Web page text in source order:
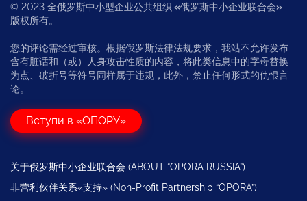
© 2023 全俄罗斯中小型企业公共组织 «俄罗斯中小企业联合会»
版权所有。
您的评论需经过审核。根据俄罗斯法律法规要求，我站不允许发布
含有脏话和（或）人身攻击性质的内容，将此类信息中的字母替换
为点、破折号等符号同样属于违规，此外，禁止任何形式的仇恨言
论。
Вступи в «ОПОРУ»
关于俄罗斯中小企业联合会 (ABOUT “OPORA RUSSIA”)
非营利伙伴关系«支持» (Non-Profit Partnership “OPORA”)